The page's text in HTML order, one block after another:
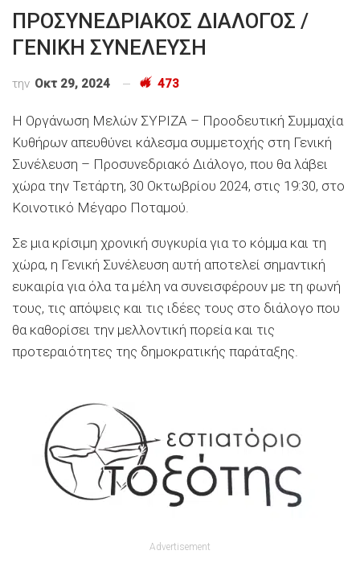
ΠΡΟΣΥΝΕΔΡΙΑΚΟΣ ΔΙΑΛΟΓΟΣ /
ΓΕΝΙΚΗ ΣΥΝΕΛΕΥΣΗ
την Οκτ 29, 2024 473
Η Οργάνωση Μελών ΣΥΡΙΖΑ – Προοδευτική Συμμαχία
Κυθήρων απευθύνει κάλεσμα συμμετοχής στη Γενική
Συνέλευση – Προσυνεδριακό Διάλογο, που θα λάβει
χώρα την Τετάρτη, 30 Οκτωβρίου 2024, στις 19:30, στο
Κοινοτικό Μέγαρο Ποταμού.
Σε μια κρίσιμη χρονική συγκυρία για το κόμμα και τη
χώρα, η Γενική Συνέλευση αυτή αποτελεί σημαντική
ευκαιρία για όλα τα μέλη να συνεισφέρουν με τη φωνή
τους, τις απόψεις και τις ιδέες τους στο διάλογο που
θα καθορίσει την μελλοντική πορεία και τις
προτεραιότητες της δημοκρατικής παράταξης.
Advertisement